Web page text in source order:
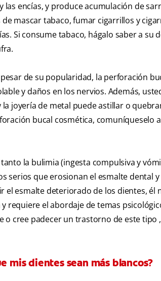
encías, y produce acumulación de
mascar tabaco, fumar cigarrillos y
Si consume tabaco, hágalo saber a
de su popularidad, la perforación
y daños en los nervios. Además,
joyería de metal puede astillar o
bucal cosmética, comuníqueselo
tanto la bulimia (ingesta compulsiva y
serios que erosionan el esmalte dental
el esmalte deteriorado de los dientes,
requiere el abordaje de temas
o cree padecer un trastorno de este tipo
mis dientes sean más blancos?